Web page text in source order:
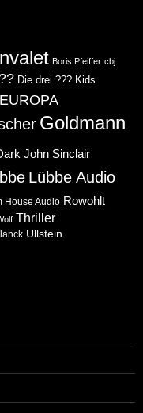
Boris Pfeiffer cbj
Die drei ??? Kids
EUROPA
Goldmann
John Sinclair
Lübbe Audio
House Audio Rowohlt
Thriller
Ullstein